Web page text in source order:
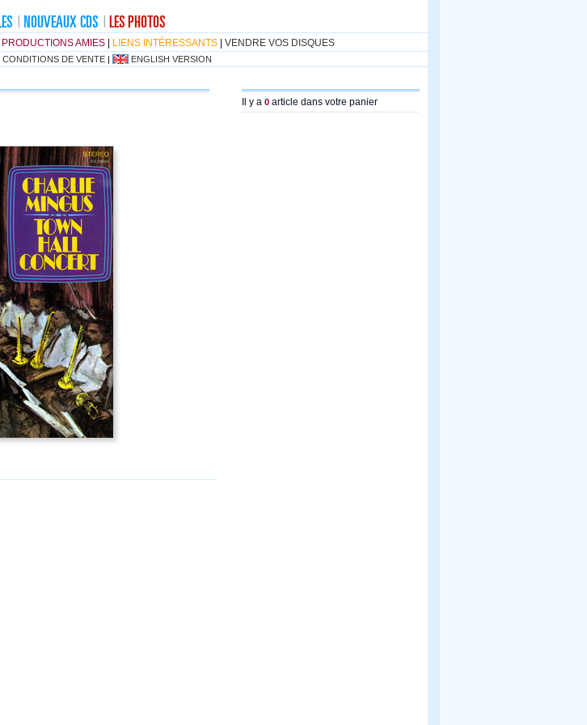
PRODUCTIONS AMIES LIENS INTÉRESSANTS VENDRE VOS DISQUES
CONDITIONS DE VENTE | ENGLISH VERSION
Il y a 0 article dans votre panier